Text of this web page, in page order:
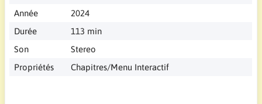
Année
2024
Durée
113 min
Son
Stereo
Propriétés
Chapitres/Menu Interactif